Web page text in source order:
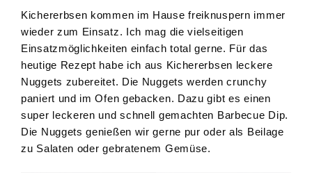
Kichererbsen kommen im Hause freiknuspern immer
wieder zum Einsatz. Ich mag die vielseitigen
Einsatzmöglichkeiten einfach total gerne. Für das
heutige Rezept habe ich aus Kichererbsen leckere
Nuggets zubereitet. Die Nuggets werden crunchy
paniert und im Ofen gebacken. Dazu gibt es einen
super leckeren und schnell gemachten Barbecue Dip.
Die Nuggets genießen wir gerne pur oder als Beilage
zu Salaten oder gebratenem Gemüse.